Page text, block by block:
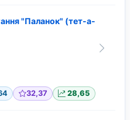
"Паланок" (тет-а-
32,37 28,65